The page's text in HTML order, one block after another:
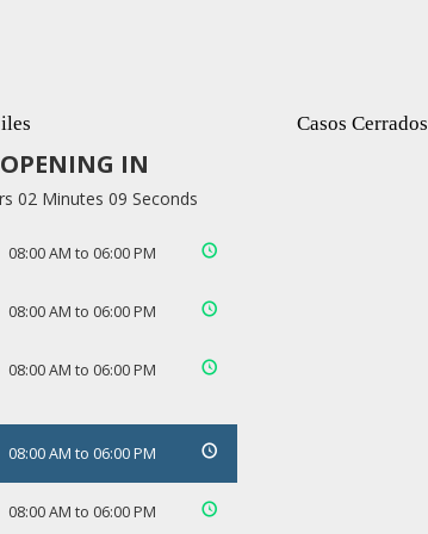
OPENING IN
02 Minutes 08 Seconds
08:00 AM to 06:00 PM
08:00 AM to 06:00 PM
08:00 AM to 06:00 PM
08:00 AM to 06:00 PM
08:00 AM to 06:00 PM
Casos Cerrados